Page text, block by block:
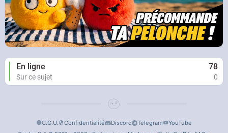
En ligne 78
Sur ce sujet 0
C.G.U. Confidentialité Discord Telegram
YouTube